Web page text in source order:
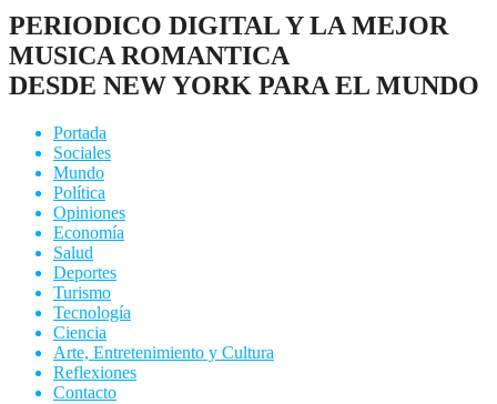
PERIODICO DIGITAL Y LA MEJOR
MUSICA ROMANTICA
DESDE NEW YORK PARA EL MUNDO
Portada
Sociales
Mundo
Política
Opiniones
Economía
Salud
Deportes
Turismo
Tecnología
Ciencia
Arte, Entretenimiento y Cultura
Reflexiones
Contacto